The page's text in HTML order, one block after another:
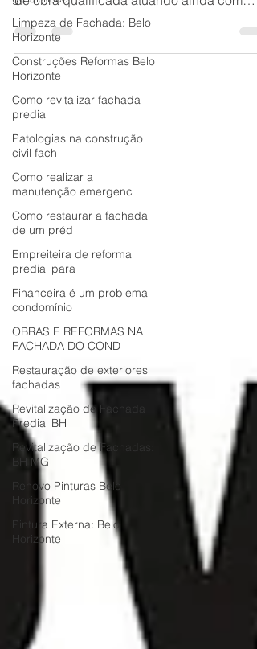
Limpeza de Fachada: Belo
Horizonte
Construções Reformas Belo
Horizonte
Como revitalizar fachada
predial
Patologias na construção
civil fach
Como realizar a
manutenção emergenc
Como restaurar a fachada
de um préd
Empreiteira de reforma
predial para
Financeira é um problema
condomínio
OBRAS E REFORMAS NA
FACHADA DO COND
Restauração de exteriores
fachadas
Revitalização de Fachada
Predial BH
Revitalização de Fachadas:
BH MG
Renovo Pinturas Belo
Horizonte
Pintura Externa: Belo
Horizonte
reforma de fachadas, disponibilizando mão
de obra qualificada atuando ainda com
execução de limpeza de fachada,
revitalização de fachada, pintura de
fachada, restauração de fachada e
impermeabilização de fachada. Atendemos
síndicos, administradoras e condomínios
todos os portes em serviços de reforma de
fachadas e manutenção predial.